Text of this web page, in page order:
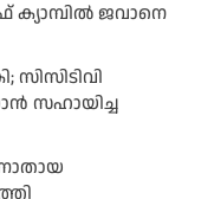
ജവാനെ
സഹായിച്ച